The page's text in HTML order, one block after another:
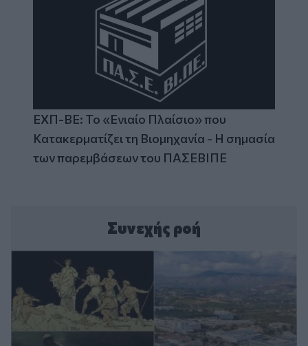
ΕΧΠ-ΒΕ: Το «Ενιαίο Πλαίσιο» που
Κατακερματίζει τη Βιομηχανία - Η σημασία
των παρεμβάσεων του ΠΑΣΕΒΙΠΕ
Συνεχής ροή